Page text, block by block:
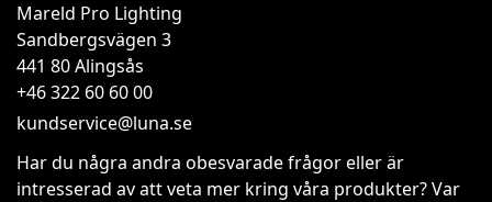
Mareld Pro Lighting
Sandbergsvägen 3
441 80Alingsås
+46 322 60 60 00
kundservice@luna.se
Har du några andra obesvarade frågor eller är
intresserad av att veta mer kring våra produkter? Var